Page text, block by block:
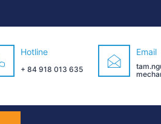
Hotline
+ 84 918 013 635
Email